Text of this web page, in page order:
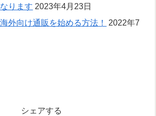
ります 2023年4月23日
外向け通販を始める方法！
2022年7
シェアする